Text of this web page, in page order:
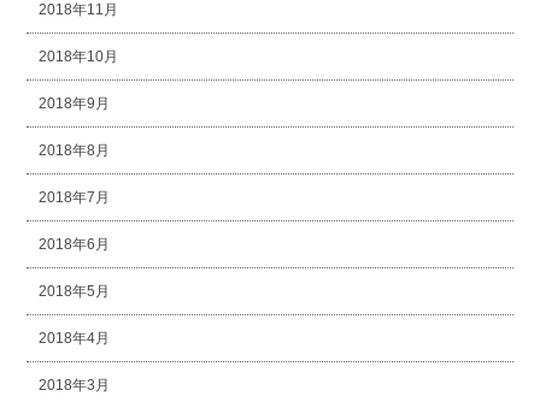
2018年11月
2018年10月
2018年9月
2018年8月
2018年7月
2018年6月
2018年5月
2018年4月
2018年3月